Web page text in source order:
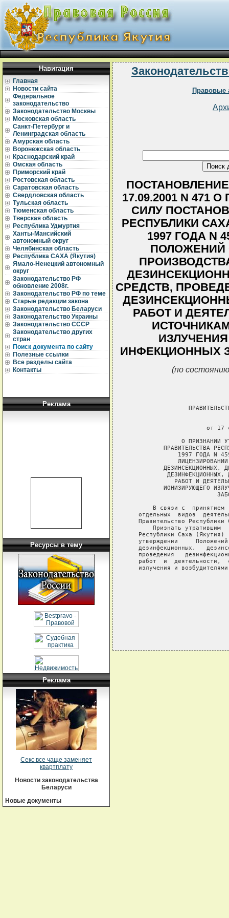
Навигация
Главная
Новости сайта
Федеральное
законодательство
Законодательство Москвы
Московская область
Санкт-Петербург и
Ленинградская область
Амурская область
Воронежская область
Краснодарский край
Омская область
Приморский край
Ростовская область
Саратовская область
Свердловская область
Тульская область
Тюменская область
Тверская область
Республика Удмуртия
Ханты-Мансийский
автономный округ
Челябинская область
Республика САХА (Якутия)
Ямало-Ненецкий автономный
округ
Законодательство РФ
обновление 2008г.
Законодательство РФ по теме
Старые редакции закона
Законодательство Беларуси
Законодательство Украины
Законодательство СССР
Законодательство других
стран
Поиск документа по сайту
Полезные ссылки
Все разделы сайта
Контакты
Реклама
Ресурсы в тему
Реклама
Секс все чаще заменяет
квартплату
Новости законодательства
Беларуси
Новые документы
Правовые
17.09.2001 N
СИЛУ
РЕСПУБЛИКИ
1997 ГОДА N
ПОЛОЖЕНИЙ
СРЕДСТВ,
РАБОТ И
ИНФЕКЦИОННЫХ
(по
от 17
О ПРИЗНАНИИ
ПРАВИТЕЛЬСТВА
1997 ГОДА N
ДЕЗИНСЕКЦИОННЫХ,
ДЕЗИНФЕКЦИОННЫХ,
РАБОТ И
ИОНИЗИРУЮЩЕГО
В связи с  принятием
отдельных  видов
Правительство Республики
Признать утратившим
Республики Саха (Якутия)
утверждении
дезинфекционных,
проведения
работ  и  деятельности,
излучения и